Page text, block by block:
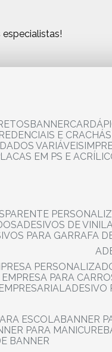
BANNER
CREDENCIAIS E CRACHÁS
VARIÁVEIS
PLACAS EM PS E
ADESIVOS DE VINIL
PARA GARRAFA
EMPRESA PARA
EMPRESARIAL
ESCOLA BANNER
PARA MANICURE
BANNER